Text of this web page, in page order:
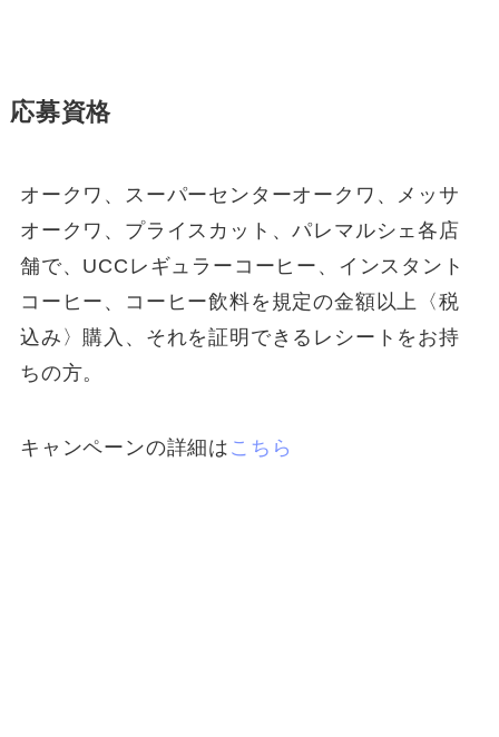
応募資格
オークワ、スーパーセンターオークワ、メッサ
オークワ、プライスカット、パレマルシェ各店
舗で、UCCレギュラーコーヒー、インスタント
コーヒー、コーヒー飲料を規定の金額以上〈税
込み〉購入、それを証明できるレシートをお持
ちの方。
キャンペーンの詳細は こちら